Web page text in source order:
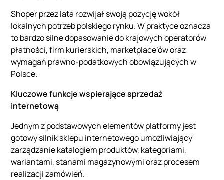
Shoper przez lata rozwijał swoją pozycję wokół
lokalnych potrzeb polskiego rynku. W praktyce oznacza
to bardzo silne dopasowanie do krajowych operatorów
płatności, firm kurierskich, marketplace’ów oraz
wymagań prawno-podatkowych obowiązujących w
Polsce.
Kluczowe funkcje wspierające sprzedaż
internetową
Jednym z podstawowych elementów platformy jest
gotowy silnik sklepu internetowego umożliwiający
zarządzanie katalogiem produktów, kategoriami,
wariantami, stanami magazynowymi oraz procesem
realizacji zamówień.